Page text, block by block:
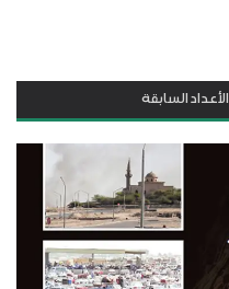
الأعداد السابقة